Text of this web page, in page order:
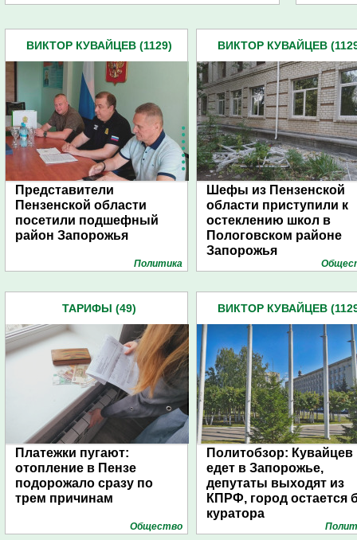
ВИКТОР КУВАЙЦЕВ (1129)
Представители
Пензенской области
посетили подшефный
район Запорожья
Политика
ВИКТОР КУВАЙЦЕВ
Шефы из Пензенской
области приступили к
остеклению школ в
Пологовском районе
Запорожья
ТАРИФЫ (49)
Платежки пугают:
отопление в Пензе
подорожало сразу по
трем причинам
Общество
ВИКТОР КУВАЙЦЕВ
Политобзор: Кувайцев
едет в Запорожье,
депутаты выходят из
КПРФ, город остается
куратора